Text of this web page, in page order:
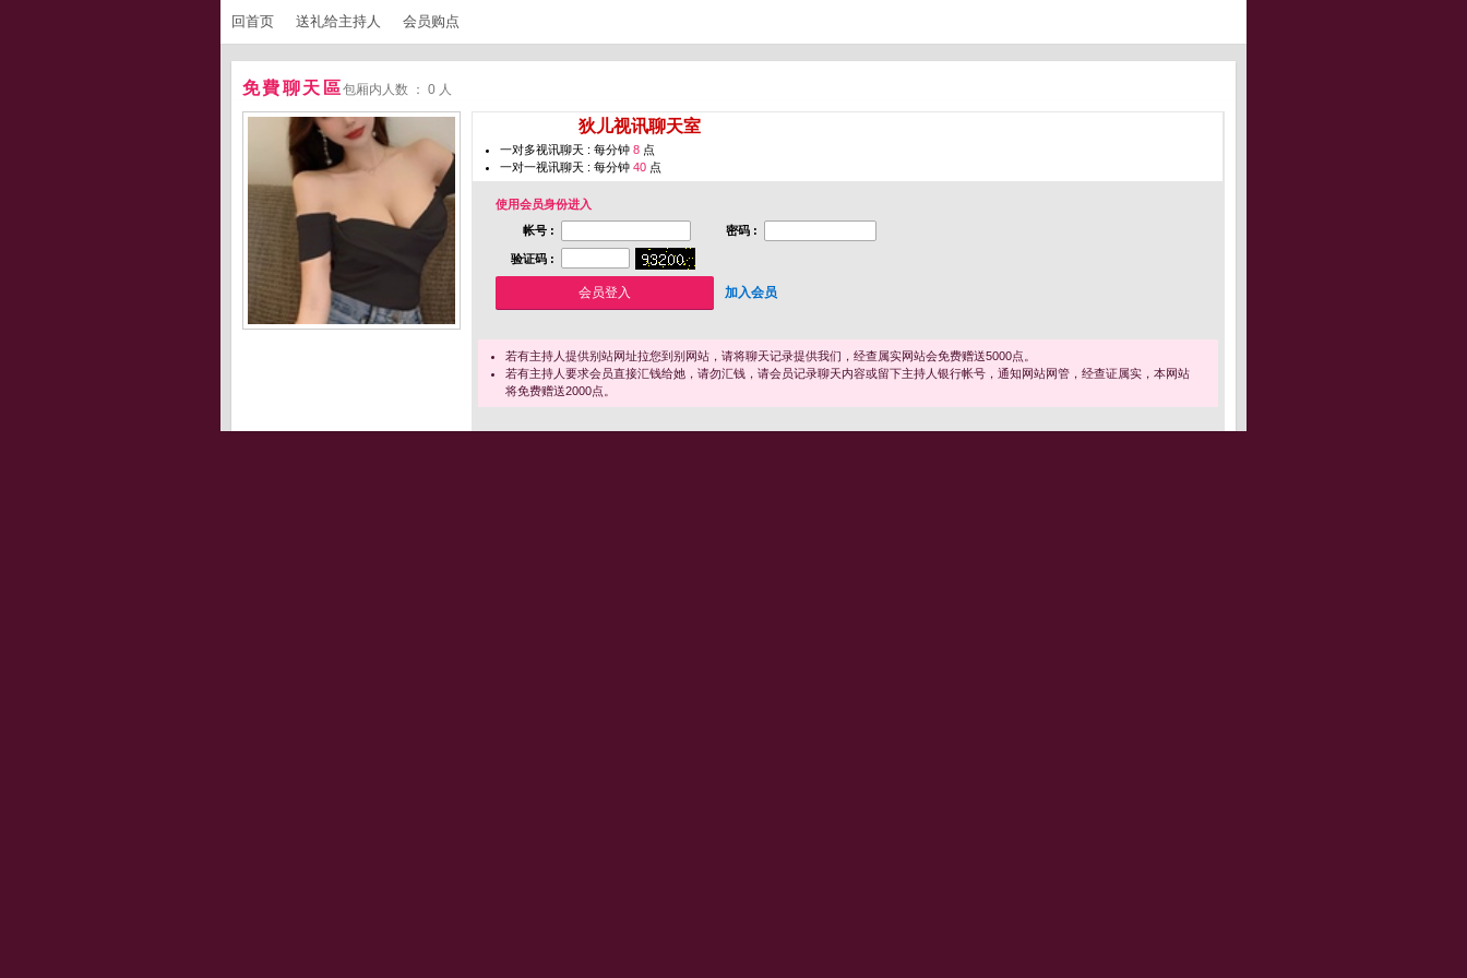
回首页 送礼给主持人 会员购点
免費聊天區包厢内人数 ： 0 人
狄儿视讯聊天室
一对多视讯聊天 : 每分钟 8 点
一对一视讯聊天 : 每分钟 40 点
使用会员身份进入
帐号 :
密码 :
验证码 :
加入会员
若有主持人提供别站网址拉您到别网站，请将聊天记录提供我们，经查属实网站会免费赠送5000点。
若有主持人要求会员直接汇钱给她，请勿汇钱，请会员记录聊天内容或留下主持人银行帐号，通知网站网管，经查证属实，本网站
将免费赠送2000点。